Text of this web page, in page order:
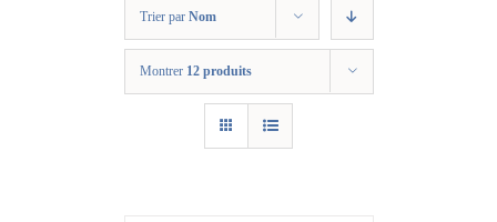
Trier par Nom
Montrer 12 produits